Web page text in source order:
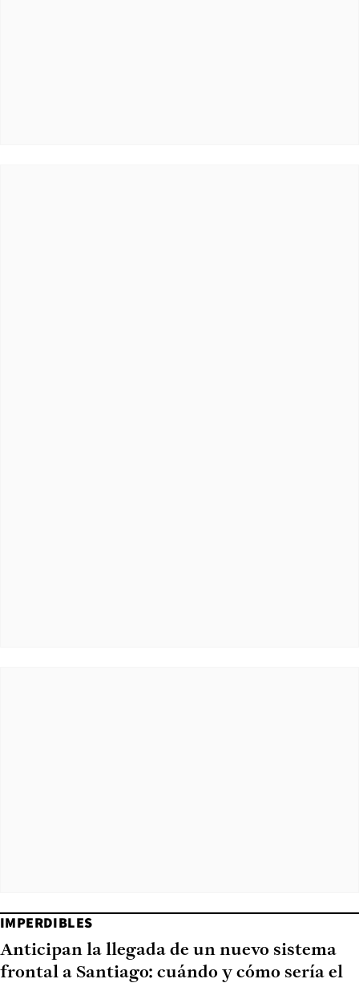
IMPERDIBLES
Anticipan la llegada de un nuevo sistema
frontal a Santiago: cuándo y cómo sería el